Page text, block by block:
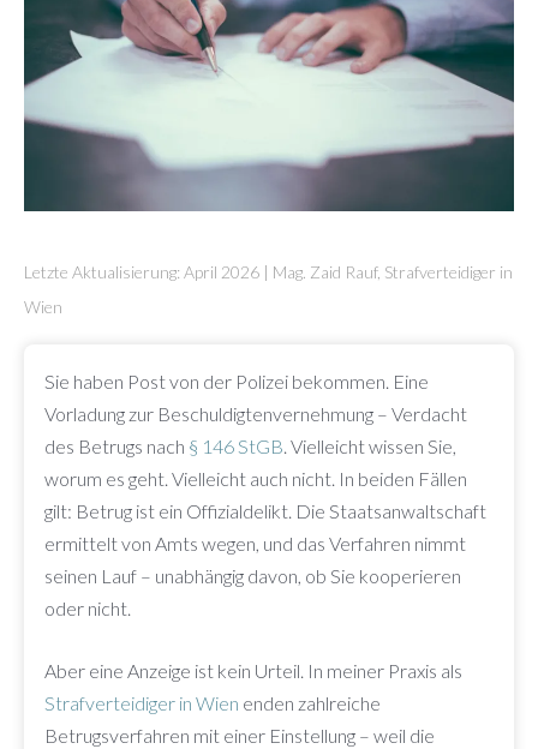
Letzte Aktualisierung: April 2026 | Mag. Zaid Rauf, Strafverteidiger in
Wien
Sie haben Post von der Polizei bekommen. Eine
Vorladung zur Beschuldigtenvernehmung – Verdacht
des Betrugs nach § 146 StGB . Vielleicht wissen Sie,
worum es geht. Vielleicht auch nicht. In beiden Fällen
gilt: Betrug ist ein Offizialdelikt. Die Staatsanwaltschaft
ermittelt von Amts wegen, und das Verfahren nimmt
seinen Lauf – unabhängig davon, ob Sie kooperieren
oder nicht.
Aber eine Anzeige ist kein Urteil. In meiner Praxis als
Strafverteidiger in Wien enden zahlreiche
Betrugsverfahren mit einer Einstellung – weil die